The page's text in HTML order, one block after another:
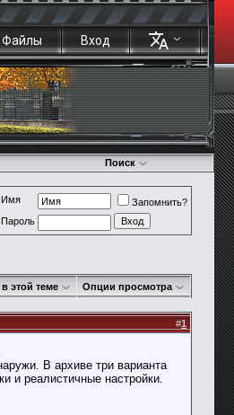
Файлы Вход
Поиск
Имя
Запомнить?
Пароль
этой теме Опции просмотра
#1
В архиве три варианта
и реалистичные настройки.